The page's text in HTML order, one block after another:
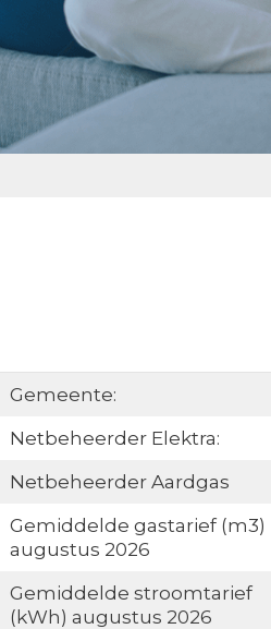
Gemeente:
Netbeheerder Elektra:
Netbeheerder Aardgas
Gemiddelde gastarief (m3)
augustus 2026
Gemiddelde stroomtarief
(kWh) augustus 2026